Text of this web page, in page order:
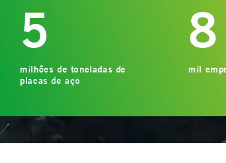
5
milhões de toneladas de
placas de aço
8
mil